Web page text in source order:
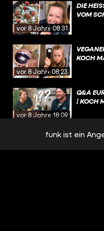
vor 8 Jahren08:31
DIE
VOM
vor 8 Jahren08:23
KOCH
vor 8 Jahren18:09
Q&A
| KOCH
funk ist ein